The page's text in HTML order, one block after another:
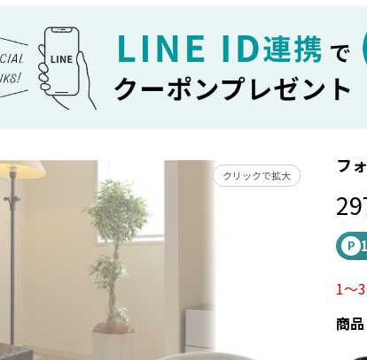
クリックで拡大 フ
P
1～
商品